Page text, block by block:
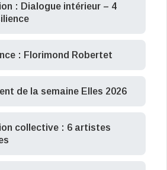
: Dialogue intérieur – 4
: Florimond Robertet
de la semaine Elles 2026
collective : 6 artistes